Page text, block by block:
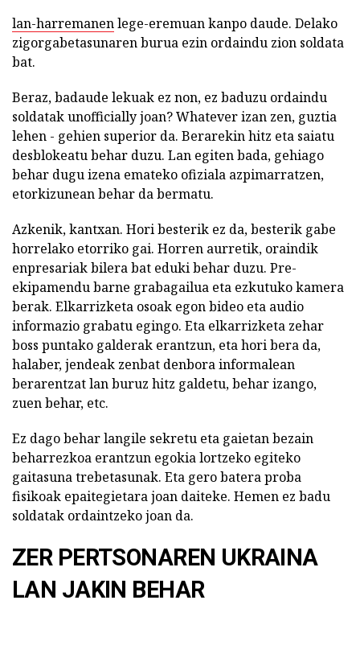
lan-harremanenlege-eremuan kanpo daude. Delako
zigorgabetasunaren burua ezin ordaindu zion soldata
bat.
Beraz, badaude lekuak ez non, ez baduzu ordaindu
soldatak unofficially joan? Whatever izan zen, guztia
lehen - gehien superior da. Berarekin hitz eta saiatu
desblokeatu behar duzu. Lan egiten bada, gehiago
behar dugu izena emateko ofiziala azpimarratzen,
etorkizunean behar da bermatu.
Azkenik, kantxan. Hori besterik ez da, besterik gabe
horrelako etorriko gai. Horren aurretik, oraindik
enpresariak bilera bat eduki behar duzu. Pre-
ekipamendu barne grabagailua eta ezkutuko kamera
berak. Elkarrizketa osoak egon bideo eta audio
informazio grabatu egingo. Eta elkarrizketa zehar
boss puntako galderak erantzun, eta hori bera da,
halaber, jendeak zenbat denbora informalean
berarentzat lan buruz hitz galdetu, behar izango,
zuen behar, etc.
Ez dago behar langile sekretu eta gaietan bezain
beharrezkoa erantzun egokia lortzeko egiteko
gaitasuna trebetasunak. Eta gero batera proba
fisikoak epaitegietara joan daiteke. Hemen ez badu
soldatak ordaintzeko joan da.
ZER PERTSONAREN UKRAINA
LAN JAKIN BEHAR